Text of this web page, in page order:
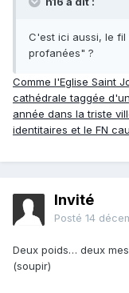
C'est ici aussi, le
profanées" ?
Comme l'Eglise Saint
cathédrale taggée
année dans la triste
identitaires et le FN
Invité
Posté 14
Deux poids… deux
(soupir)